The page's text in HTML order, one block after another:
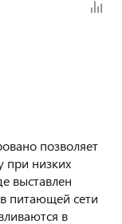
позволяет
при низких
выставлен
питающей сети
в